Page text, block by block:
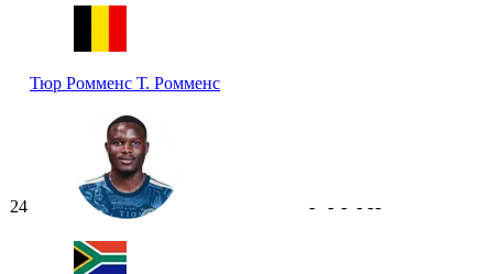
Тюр Ромменс Т. Ромменс
24 - - - - --